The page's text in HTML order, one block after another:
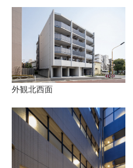
外観北西面